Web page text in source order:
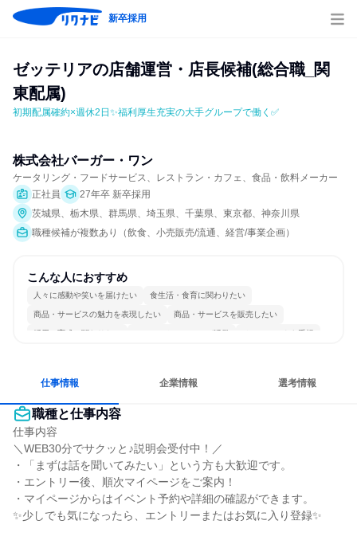
新卒採用
ゼッテリアの店舗運営・店長候補(総合職_関
東配属)
初期配属確約×週休2日✨福利厚生充実の大手グループで働く✅
株式会社バーガー・ワン
ケータリング・フードサービス、レストラン・カフェ、食品・飲料メーカー
正社員
27年卒 新卒採用
茨城県、栃木県、群馬県、埼玉県、千葉県、東京都、神奈川県
職種候補が複数あり（飲食、小売販売/流通、経営/事業企画）
こんな人におすすめ
人々に感動や笑いを届けたい 食生活・食育に関わりたい
商品・サービスの魅力を表現したい 商品・サービスを販売したい
採用・育成に関わりたい コミュニケーションが活発 チームワークを重視
仕事情報 企業情報 選考情報
職種と仕事内容
仕事内容
＼WEB30分でサクッと♪説明会受付中！／
・「まずは話を聞いてみたい」という方も大歓迎です。
・エントリー後、順次マイページをご案内！
・マイページからはイベント予約や詳細の確認ができます。
✨少しでも気になったら、エントリーまたはお気に入り登録✨